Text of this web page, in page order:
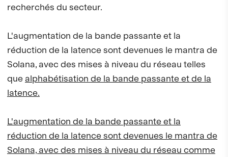
recherchés du secteur.
L'augmentation de la bande passante et la
réduction de la latence sont devenues le mantra de
Solana, avec des mises à niveau du réseau telles
quealphabétisation de la bande passante et de la
latence.
L'augmentation de la bande passante et la
réduction de la latence sont devenues le mantra de
Solana, avec des mises à niveau du réseau comme